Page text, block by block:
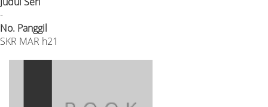
-
No. Panggil
SKR MAR h21